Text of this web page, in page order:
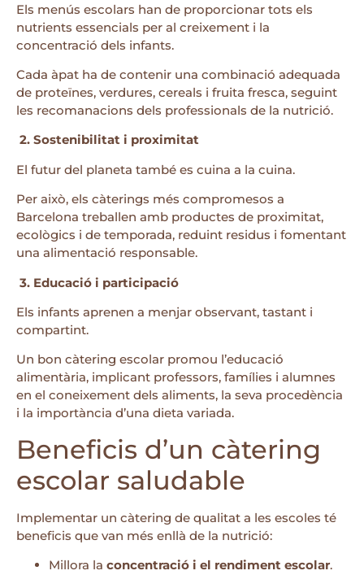
Els menús escolars han de proporcionar tots els
nutrients essencials per al creixement i la
concentració dels infants.
Cada àpat ha de contenir una combinació adequada
de proteïnes, verdures, cereals i fruita fresca, seguint
les recomanacions dels professionals de la nutrició.
2. Sostenibilitat i proximitat
El futur del planeta també es cuina a la cuina.
Per això, els càterings més compromesos a
Barcelona treballen amb productes de proximitat,
ecològics i de temporada, reduint residus i fomentant
una alimentació responsable.
3. Educació i participació
Els infants aprenen a menjar observant, tastant i
compartint.
Un bon càtering escolar promou l’educació
alimentària, implicant professors, famílies i alumnes
en el coneixement dels aliments, la seva procedència
i la importància d’una dieta variada.
Beneficis d’un càtering
escolar saludable
Implementar un càtering de qualitat a les escoles té
beneficis que van més enllà de la nutrició:
Millora la concentració i el rendiment escolar.